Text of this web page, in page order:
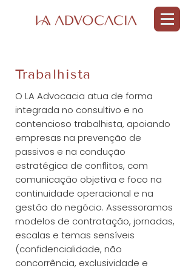
Trabalhista
O LA Advocacia atua de forma
integrada no consultivo e no
contencioso trabalhista, apoiando
empresas na prevenção de
passivos e na condução
estratégica de conflitos, com
comunicação objetiva e foco na
continuidade operacional e na
gestão do negócio. Assessoramos
modelos de contratação, jornadas,
escalas e temas sensíveis
(confidencialidade, não
concorrência, exclusividade e